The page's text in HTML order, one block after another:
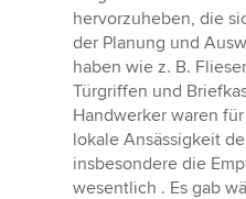
hervorzuheben, die
der Planung und
haben wie z. B.
Türgriffen und
Handwerker waren
lokale Ansässigkeit
insbesondere die
wesentlich . Es gab